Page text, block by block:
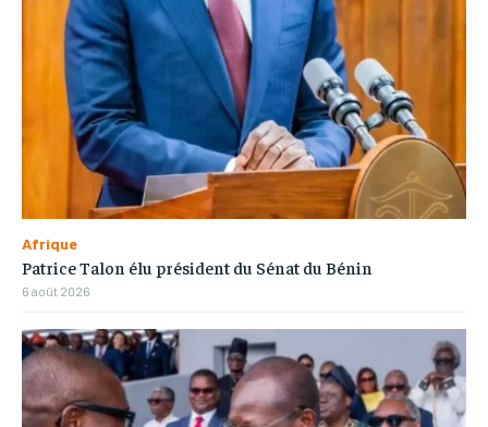
Afrique
Patrice Talon élu président du Sénat du Bénin
6 août 2026